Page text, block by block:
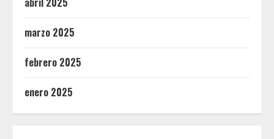
marzo 2025
febrero 2025
enero 2025